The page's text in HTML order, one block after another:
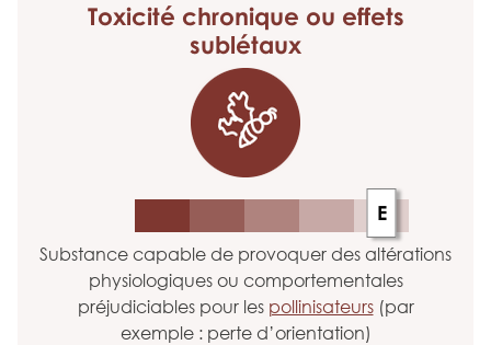
Toxicité chronique ou effets
sublétaux
E
Substance capable de provoquer des altérations
physiologiques ou comportementales
préjudiciables pour les pollinisateurs(par
exemple : perte d’orientation)